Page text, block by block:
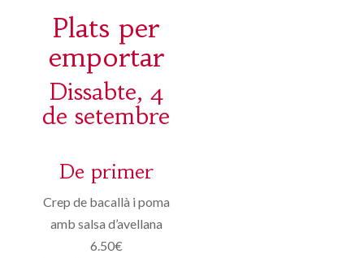
Plats per
emportar
Dissabte, 4
de setembre
De primer
Crep de bacallà i poma
amb salsa d’avellana
6.50€